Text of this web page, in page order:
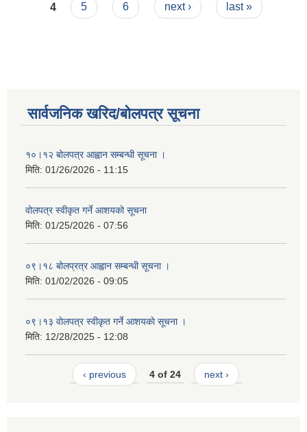
4
5 6 next › last »
सार्वजनिक खरिद/बोलपत्र सूचना
१०।१२ बोलपत्र आह्वान सम्बन्धी सूचना ।
मिति: 01/26/2026 - 11:15
वोलपत्र स्वीकृत गर्ने आशयको सूचना
मिति: 01/25/2026 - 07:56
०९।१८ बोलप्रत्र आह्वान सम्बन्धी सूचना ।
मिति: 01/02/2026 - 09:05
०९।१३ वाेलपत्र स्वीकृत गर्ने आशयकाे सूचना ।
मिति: 12/28/2025 - 12:08
‹ previous 4 of 24 next ›